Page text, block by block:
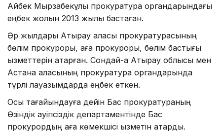
Айбек Мырзабекұлы прокуратура органдарындағы
еңбек жолын 2013 жылы бастаған.
Әр жылдары Атырау қаласы прокуратурасының
бөлім прокуроры, аға прокуроры, бөлім бастығы
қызметтерін атқарған. Сондай-ақ Атырау облысы мен
Астана қаласының прокуратура органдарында
түрлі лауазымдарда еңбек еткен.
Осы тағайындауға дейін Бас прокуратураның
Өзіндік қауіпсіздік департаментінде Бас
прокурордың аға көмекшісі қызметін атқарды.